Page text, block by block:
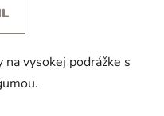
vysokej podrážke s